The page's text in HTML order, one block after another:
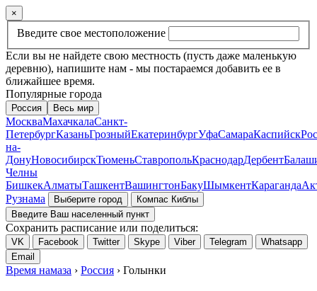
×
Введите свое местоположение
Если вы не найдете свою местность (пусть даже маленькую
деревню), напишите нам - мы постараемся добавить ее в
ближайшее время.
Популярные города
Россия Весь мир
МоскваМахачкалаСанкт-
ПетербургКазаньГрозныйЕкатеринбургУфаСамараКаспийск
на-
ДонуНовосибирскТюменьСтавропольКраснодарДербент
Челны
БишкекАлматыТашкентВашингтонБакуШымкентКараганда
Рузнама
Выберите город
Компас Киблы
Введите Ваш населенный пункт
Сохранить расписание или поделиться:
VK Facebook Twitter Skype Viber Telegram
Whatsapp
Email
Время намаза › Россия › Голынки